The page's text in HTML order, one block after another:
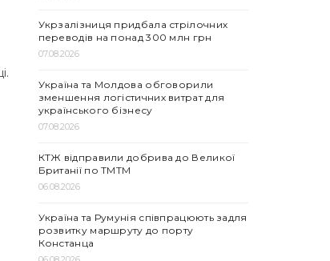
Укрзалізниця придбала стрілочних
переводів на понад 300 млн грн
07.08.2026
Україна та Молдова обговорили
зменшення логістичних витрат для
українського бізнесу
07.08.2026
КТЖ відправили добрива до Великої
Британії по ТМТМ
06.08.2026
Україна та Румунія співпрацюють задля
розвитку маршруту до порту
Констанца